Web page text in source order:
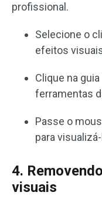
profissional.
Selecione o
efeitos
Clique na guia
ferramentas
Passe o
para
4.
visuais